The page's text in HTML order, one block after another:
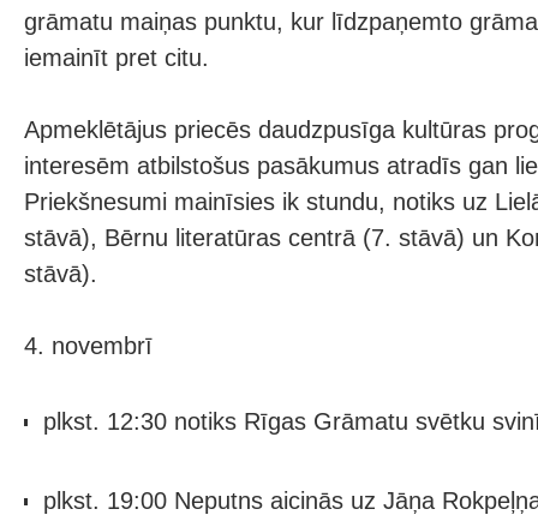
grāmatu maiņas punktu, kur līdzpaņemto
iemainīt pret citu.
Apmeklētājus priecēs daudzpusīga kultūras
interesēm atbilstošus pasākumus atradīs gan
Priekšnesumi mainīsies ik stundu, notiks uz
stāvā), Bērnu literatūras centrā (7. stāvā) un
stāvā).
4. novembrī
plkst. 12:30 notiks Rīgas Grāmatu svētku
plkst. 19:00 Neputns aicinās uz Jāņa